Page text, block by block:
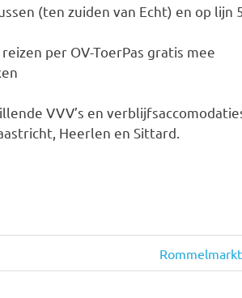
(ten zuiden van Echt) en op lijn
per OV-ToerPas gratis mee
VVV’s en
Heerlen en Sittard.
Volgende
bericht: